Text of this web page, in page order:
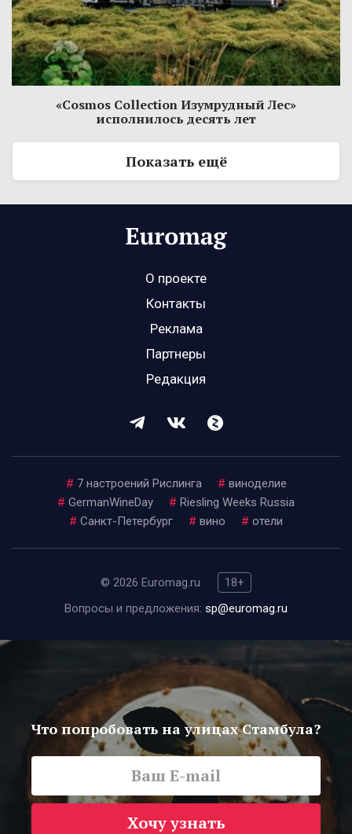
«Cosmos Collection Изумрудный Лес»
исполнилось десять лет
Показать ещё
О проекте
Контакты
Реклама
Партнеры
Редакция
# 7 настроений Рислинга # виноделие
# GermanWineDay # Riesling Weeks Russia
# Санкт-Петербург # вино # отели
© 2026 Euromag.ru
18+
Вопросы и предложения: sp@euromag.ru
Что попробовать на улицах Стамбула?
Хочу узнать